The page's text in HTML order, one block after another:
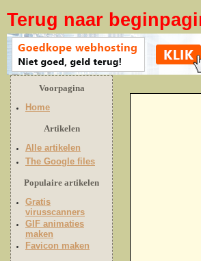
Terug naar
Voorpagina
Home
Artikelen
Alle artikelen
The Google files
Populaire artikelen
Gratis
virusscanners
GIF animaties
maken
Favicon maken